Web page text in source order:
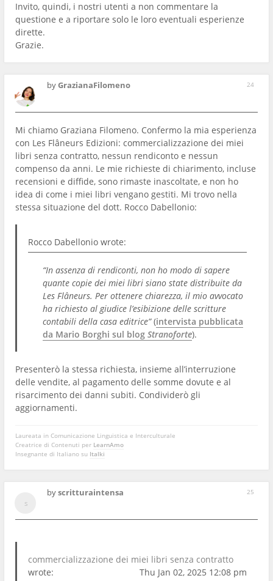
Invito, quindi, i nostri utenti a non commentare la
questione e a riportare solo le loro eventuali esperienze
dirette.
Grazie.
24
byGrazianaFilomeno
Mi chiamo Graziana Filomeno. Confermo la mia esperienza
con Les Flâneurs Edizioni: commercializzazione dei miei
libri senza contratto, nessun rendiconto e nessun
compenso da anni. Le mie richieste di chiarimento, incluse
recensioni e diffide, sono rimaste inascoltate, e non ho
idea di come i miei libri vengano gestiti. Mi trovo nella
stessa situazione del dott. Rocco Dabellonio:
Rocco Dabellonio wrote:
“In assenza di rendiconti, non ho modo di sapere
quante copie dei miei libri siano state distribuite da
Les Flâneurs. Per ottenere chiarezza, il mio avvocato
ha richiesto al giudice l’esibizione delle scritture
contabili della casa editrice”(intervista pubblicata
da Mario Borghi sul blog Stranoforte).
Presenterò la stessa richiesta, insieme all’interruzione
delle vendite, al pagamento delle somme dovute e al
risarcimento dei danni subiti. Condividerò gli
aggiornamenti.
Laureata in Comunicazione Linguistica e Interculturale
Creatrice di Contenuti per LearnAmo
Insegnante di Italiano su Italki
25
byscritturaintensa
commercializzazione dei miei libri senza contratto
wrote:
Thu Jan 02, 2025 12:08 pm